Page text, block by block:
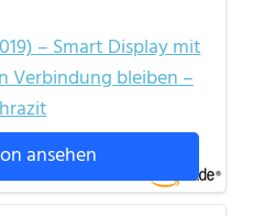
– Smart Display mit
Verbindung bleiben –
ansehen